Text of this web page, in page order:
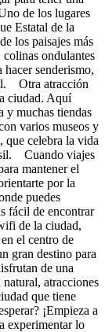
de los lugares
Estatal de la
los paisajes más
colinas ondulantes
hacer senderismo,
Otra atracción
ciudad. Aquí
y muchas tiendas
varios museos y
que celebra la vida
Cuando viajes
mantener el
por la
puedes
fácil de encontrar
de la ciudad,
el centro de
gran destino para
de una
atracciones
que tiene
¡Empieza a
experimentar lo